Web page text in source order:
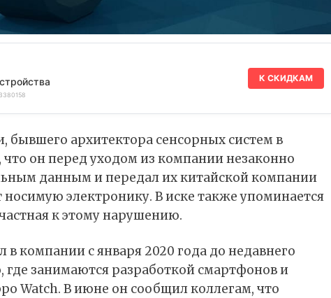
К СКИДКАМ
бывшего архитектора сенсорных систем в
, что он перед уходом из компании незаконно
данным и передал их китайской компании
электронику. В иске также упоминается
к этому нарушению.
в компании с января 2020 года до недавнего
где занимаются разработкой смартфонов и
Watch. В июне он сообщил коллегам, что